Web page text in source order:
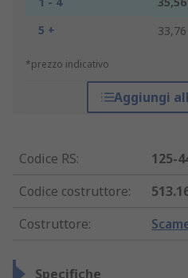
5 +
*prezzo indicativo
Aggiungi
Codice RS:
125-
Codice costruttore:
Costruttore:
Specifiche